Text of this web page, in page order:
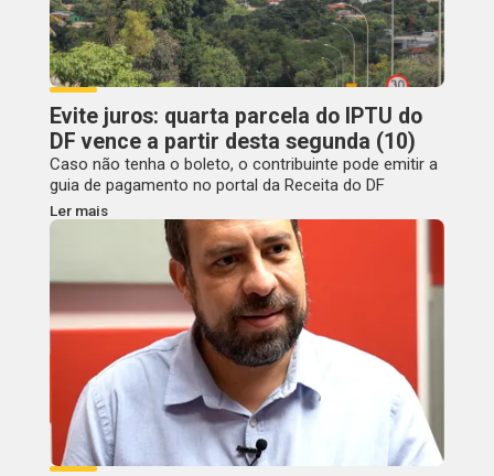
Evite juros: quarta parcela do IPTU do
DF vence a partir desta segunda (10)
Caso não tenha o boleto, o contribuinte pode emitir a
guia de pagamento no portal da Receita do DF
Ler mais